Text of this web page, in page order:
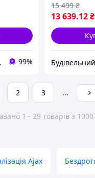
99%
13 639.12₴
15 499 ₴
2 3 ...
1 - 29 товарів з
Ajax